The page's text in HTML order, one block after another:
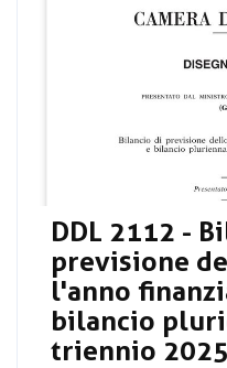
DDL 2112 -
previsione
l'anno
bilancio
triennio